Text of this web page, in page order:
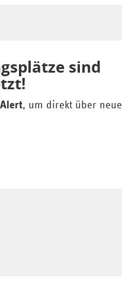
sind
Alert, um direkt über neue